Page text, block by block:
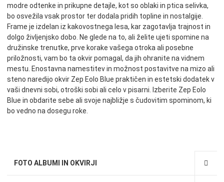
FOTO ALBUMI IN OKVIRJI
modre odtenke in prikupne detajle, kot so oblaki in ptica selivka,
bo osvežila vsak prostor ter dodala pridih topline in nostalgije.
Frame je izdelan iz kakovostnega lesa, kar zagotavlja trajnost in
dolgo življenjsko dobo. Ne glede na to, ali želite ujeti spomine na
družinske trenutke, prve korake vašega otroka ali posebne
priložnosti, vam bo ta okvir pomagal, da jih ohranite na vidnem
mestu. Enostavna namestitev in možnost postavitve na mizo ali
steno naredijo okvir Zep Eolo Blue praktičen in estetski dodatek v
vaši dnevni sobi, otroški sobi ali celo v pisarni. Izberite Zep Eolo
Blue in obdarite sebe ali svoje najbližje s čudovitim spominom, ki
bo vedno na dosegu roke.